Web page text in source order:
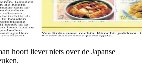
hoort liever niets over de Japanse